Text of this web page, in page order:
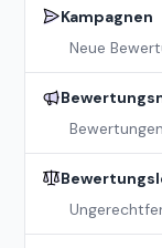
Kampagnen
Neue